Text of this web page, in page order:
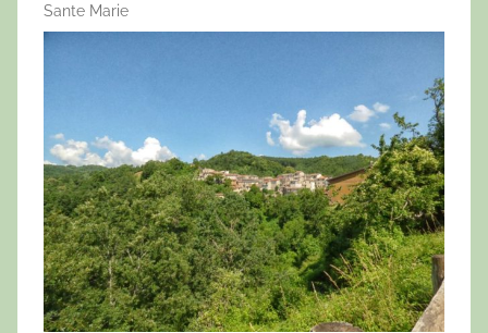
Sante Marie